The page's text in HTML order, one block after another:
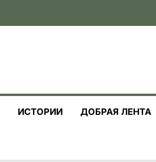
ИСТОРИИ ДОБРАЯ ЛЕНТА